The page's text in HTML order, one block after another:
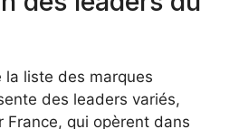
la liste des marques
des leaders variés,
France, qui opèrent dans